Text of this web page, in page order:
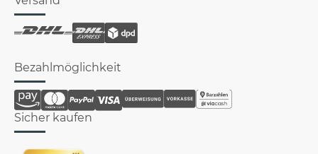
Bezahlmöglichkeit
Sicher kaufen